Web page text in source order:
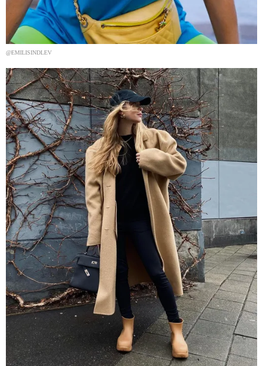
@EMILISINDLEV